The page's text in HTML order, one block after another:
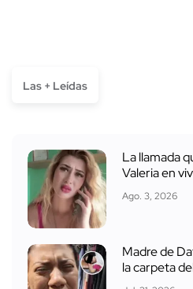
Las + Leídas
La llamada
Valeria en
Ago. 3, 2026
Madre de
la carpeta